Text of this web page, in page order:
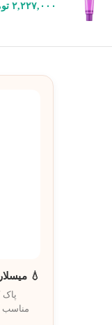
۲,۲۲۷,۰۰۰
💧